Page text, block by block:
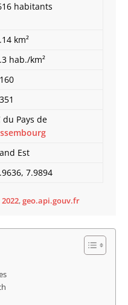
habitants
km²
hab./km²
du Pays de
Est
7.9894
,geo.api.gouv.fr